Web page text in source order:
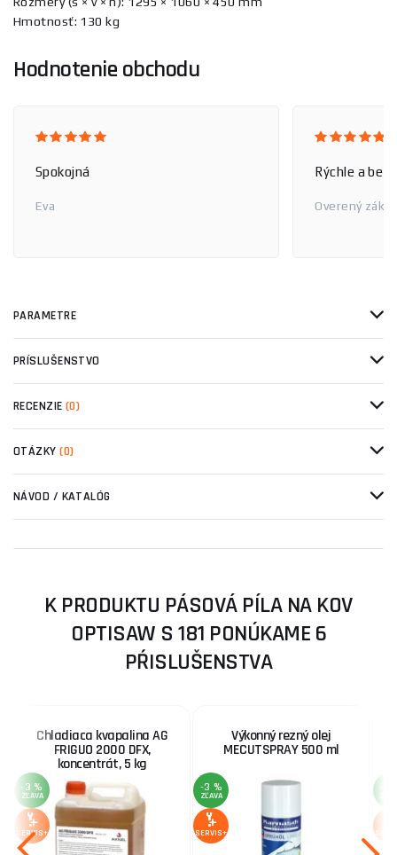
Hmotnosť: 130 kg
Hodnotenie obchodu
Spokojná
Eva
Rýchle a
Overený
PARAMETRE
PRÍSLUŠENSTVO
RECENZIE (0)
OTÁZKY(0)
NÁVOD / KATALÓG
K PRODUKTU PÁSOVÁ PÍLA NA KOV
OPTISAW S 181 PONÚKAME 6
PŔISLUŠENSTVA
Chladiaca kvapalina AG
FRIGUO 2000 DFX,
koncentrát, 5 kg
-3 %
ZĽAVA
SERVIS+
Výkonný rezný olej
MECUTSPRAY 500 ml
-3 %
ZĽAVA
SERVIS+